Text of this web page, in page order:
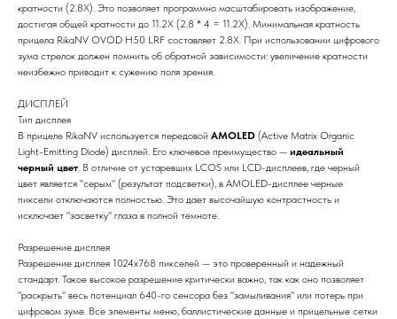
кратности (2.8X). Это позволяет программно масштабировать изображение,
достигая общей кратности до 11.2X (2.8 * 4 = 11.2X). Минимальная кратность
прицела RikaNV OVOD H50 LRF составляет 2.8X. При использовании цифрового
зума стрелок должен помнить об обратной зависимости: увеличение кратности
неизбежно приводит к сужению поля зрения.
ДИСПЛЕЙ
Тип дисплея
В прицеле RikaNV используется передовой AMOLED (Active Matrix Organic
Light-Emitting Diode) дисплей. Его ключевое преимущество — идеальный
черный цвет. В отличие от устаревших LCOS или LCD-дисплеев, где черный
цвет является "серым" (результат подсветки), в AMOLED-дисплее черные
пиксели отключаются полностью. Это дает высочайшую контрастность и
исключает "засветку" глаза в полной темноте.
Разрешение дисплея
Разрешение дисплея 1024x768 пикселей — это проверенный и надежный
стандарт. Такое высокое разрешение критически важно, так как оно позволяет
"раскрыть" весь потенциал 640-го сенсора без "замыливания" или потерь при
цифровом зуме. Все элементы меню, баллистические данные и прицельные сетки